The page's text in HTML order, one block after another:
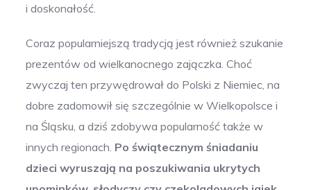
i doskonałość.
Coraz popularniejszą tradycją jest również szukanie
prezentów od wielkanocnego zajączka. Choć
zwyczaj ten przywędrował do Polski z Niemiec, na
dobre zadomowił się szczególnie w Wielkopolsce i
na Śląsku, a dziś zdobywa popularność także w
innych regionach. Po świątecznym śniadaniu
dzieci wyruszają na poszukiwania ukrytych